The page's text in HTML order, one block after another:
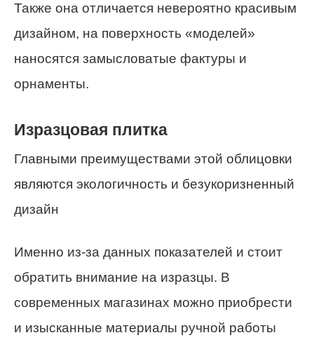
Также она отличается невероятно красивым
дизайном, на поверхность «моделей»
наносятся замысловатые фактуры и
орнаменты.
Изразцовая плитка
Главными преимуществами этой облицовки
являются экологичность и безукоризненный
дизайн
Именно из-за данных показателей и стоит
обратить внимание на изразцы. В
современных магазинах можно приобрести
и изысканные материалы ручной работы